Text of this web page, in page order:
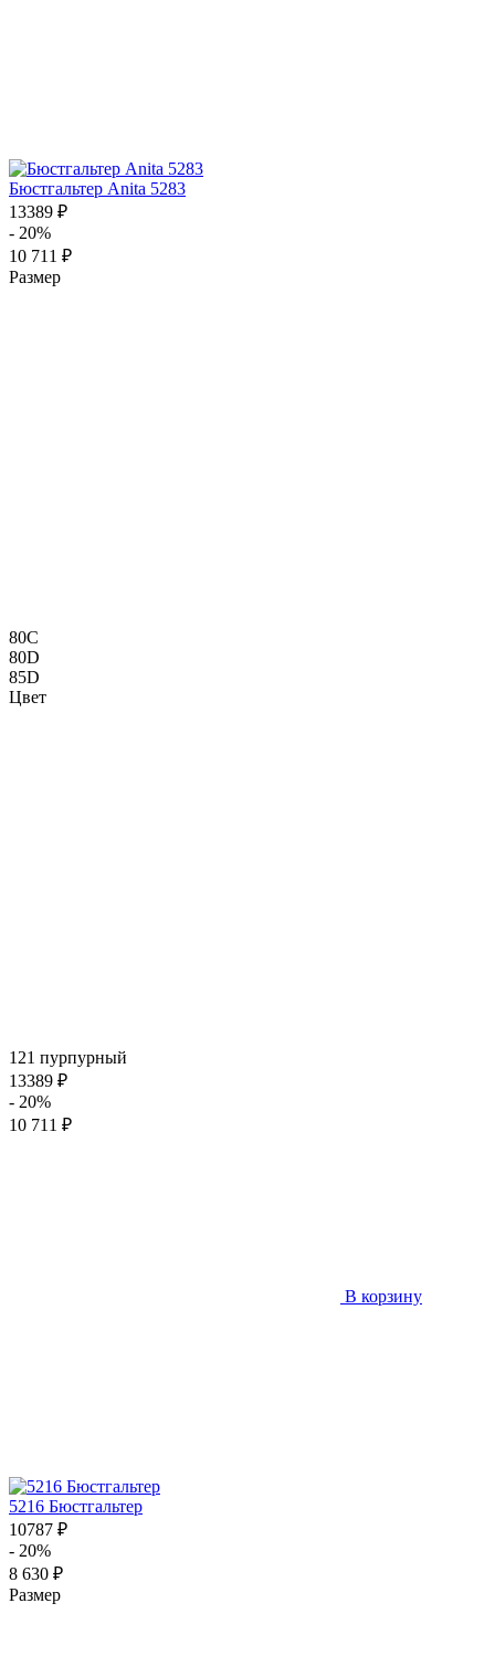
Бюстгальтер Anita 5283
13389 ₽
- 20%
10 711 ₽
Размер
80C
80D
85D
Цвет
121 пурпурный
13389 ₽
- 20%
10 711 ₽
В корзину
5216 Бюстгальтер
10787 ₽
- 20%
8 630 ₽
Размер